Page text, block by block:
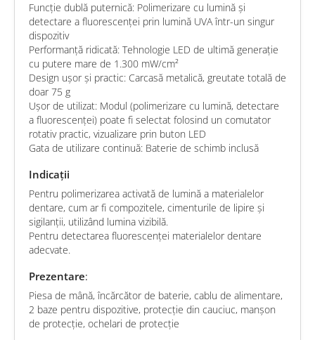
Funcție dublă puternică: Polimerizare cu lumină și
detectare a fluorescenței prin lumină UVA într-un singur
dispozitiv
Performanță ridicată: Tehnologie LED de ultimă generație
cu putere mare de 1.300 mW/cm²
Design ușor și practic: Carcasă metalică, greutate totală de
doar 75 g
Ușor de utilizat: Modul (polimerizare cu lumină, detectare
a fluorescenței) poate fi selectat folosind un comutator
rotativ practic, vizualizare prin buton LED
Gata de utilizare continuă: Baterie de schimb inclusă
Indicații
Pentru polimerizarea activată de lumină a materialelor
dentare, cum ar fi compozitele, cimenturile de lipire și
sigilanții, utilizând lumina vizibilă.
Pentru detectarea fluorescenței materialelor dentare
adecvate.
Prezentare:
Piesa de mână, încărcător de baterie, cablu de alimentare,
2 baze pentru dispozitive, protecție din cauciuc, manșon
de protecție, ochelari de protecție